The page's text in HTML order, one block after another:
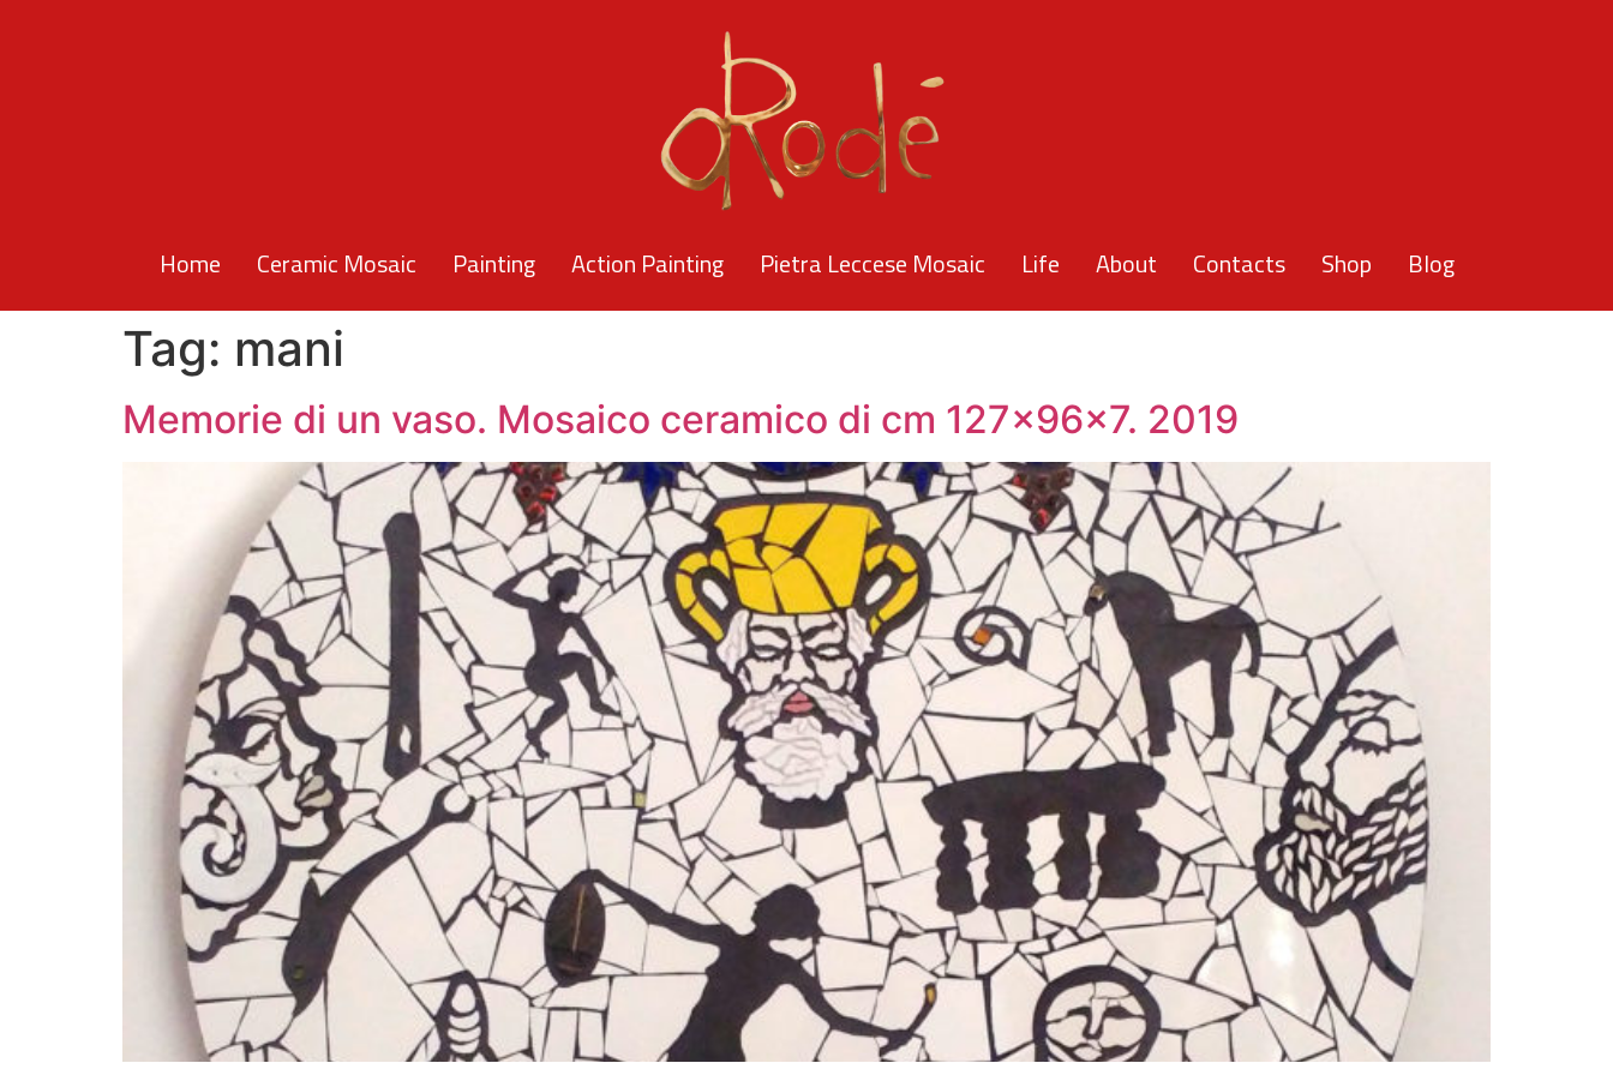
Home Ceramic Mosaic Painting Action Painting Pietra Leccese Mosaic Life About Contacts Shop Blog
Tag: mani
Memorie di un vaso. Mosaico ceramico di cm 127x96x7. 2019